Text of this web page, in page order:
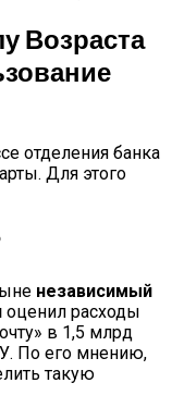
Возраста
отделения банка
Для этого
независимый
оценил расходы
в 1,5 млрд
По его мнению,
такую